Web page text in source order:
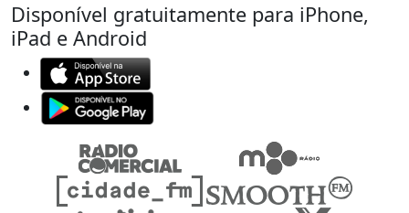
Disponível gratuitamente para iPhone,
iPad e Android